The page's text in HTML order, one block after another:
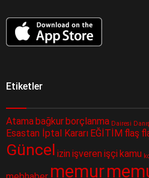
Etiketler
Atamabağkurborçlanma Dairesi
Esastan İptal Kararı EĞİTİM flaş
Güncel izinişverenişçikamu
memur